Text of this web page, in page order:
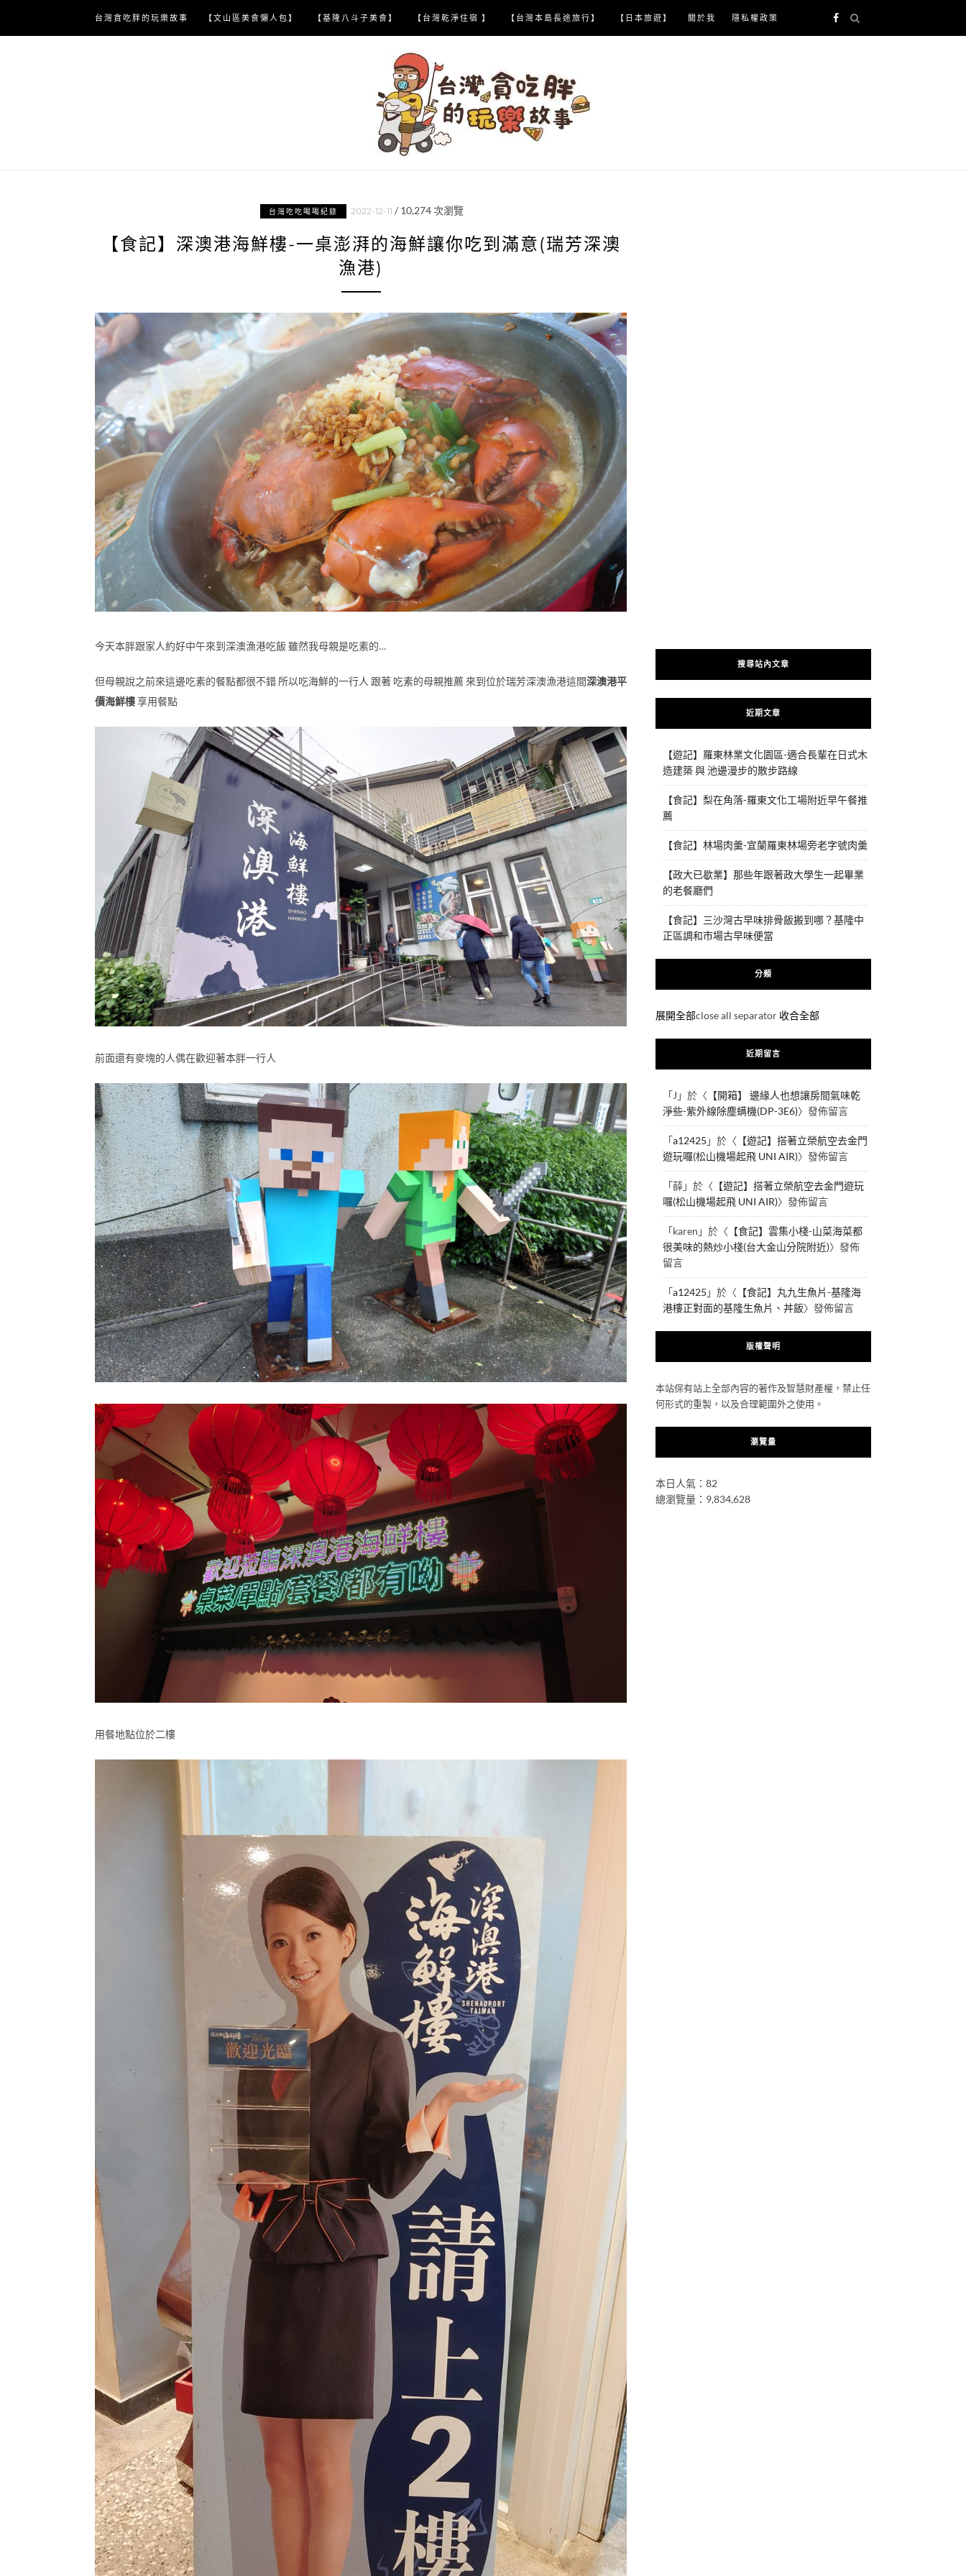
content
台灣貪吃胖的玩樂故事 【文山區美食懶人包】 【基隆八斗子美食】 【台灣乾淨住宿 】 【台灣本島長途旅行】 【日本旅遊】 關於我 隱私權政策
台灣吃吃喝喝紀錄 2022-12-11 / 10,274次瀏覽
【食記】深澳港海鮮樓-一桌澎湃的海鮮讓你吃到滿意(瑞芳深澳
漁港)
今天本胖跟家人約好中午來到深澳漁港吃飯 雖然我母親是吃素的…
但母親說之前來這邊吃素的餐點都很不錯 所以吃海鮮的一行人 跟著 吃素的母親推薦 來到位於瑞芳深澳漁港這間深澳港平
價海鮮樓享用餐點
前面還有麥塊的人偶在歡迎著本胖一行人
用餐地點位於二樓
搜尋站內文章
近期文章
【遊記】羅東林業文化園區-適合長輩在日式木
造建築 與 池邊漫步的散步路線
【食記】梨在角落-羅東文化工場附近早午餐推
薦
【食記】林場肉羹-宜蘭羅東林場旁老字號肉羹
【政大已歇業】那些年跟著政大學生一起畢業
的老餐廳們
【食記】三沙灣古早味排骨飯搬到哪？基隆中
正區調和市場古早味便當
分類
展開全部close all separator 收合全部
近期留言
「J 」於〈 【開箱】 邊緣人也想讓房間氣味乾
淨些-紫外線除塵螨機(DP-3E6)〉發佈留言
「a12425 」於〈 【遊記】搭著立榮航空去金門
遊玩囉(松山機場起飛 UNI AIR)〉發佈留言
「薛」於〈 【遊記】搭著立榮航空去金門遊玩
囉(松山機場起飛 UNI AIR)〉發佈留言
「karen 」於〈 【食記】雲集小棧-山菜海菜都
很美味的熱炒小棧(台大金山分院附近)〉發佈
留言
「a12425 」於〈 【食記】丸九生魚片-基隆海
港樓正對面的基隆生魚片、丼飯〉發佈留言
版權聲明
本站保有站上全部內容的著作及智慧財產權，禁止任
何形式的重製，以及合理範圍外之使用。
瀏覽量
本日人氣：82
總瀏覽量：9,834,628